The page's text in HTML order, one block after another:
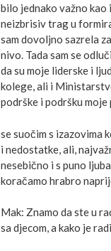
bilo jednako važno
neizbrisiv trag u
sam dovoljno sazrela
nivo. Tada sam se
da su moje liderske i
kolege, ali i
podrške i podršku
se suočim s izazovima
i nedostatke, ali,
nesebično i s puno
koračamo hrabro
Mak: Znamo da ste u
sa djecom, a kako je